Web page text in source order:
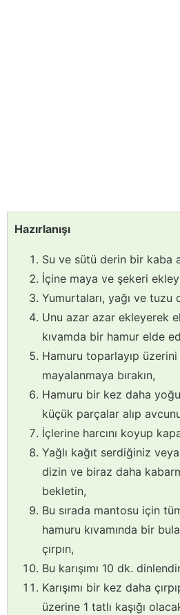
Hazırlanışı
Su ve sütü derin bir kaba
İçine maya ve şekeri
Yumurtaları, yağı ve tuzu
Unu azar azar ekleyerek
kıvamda bir hamur elde
Hamuru toparlayıp
mayalanmaya bırakın,
Hamuru bir kez daha
küçük parçalar alıp
İçlerine harcını koyup
Yağlı kağıt serdiğiniz
dizin ve biraz daha
bekletin,
Bu sırada mantosu için
hamuru kıvamında bir
çırpın,
Bu karışımı 10 dk.
Karışımı bir kez daha
üzerine 1 tatlı kaşığı